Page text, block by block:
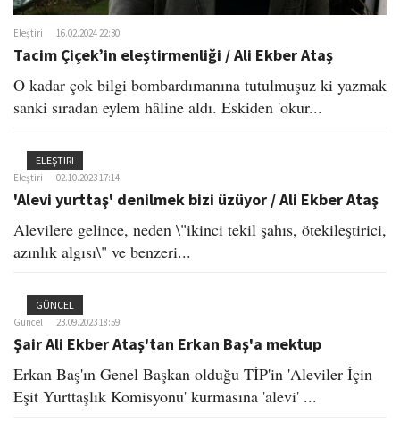
Eleştiri 16.02.2024 22:30
Tacim Çiçek’in eleştirmenliği / Ali Ekber Ataş
O kadar çok bilgi bombardımanına tutulmuşuz ki yazmak
sanki sıradan eylem hâline aldı. Eskiden 'okur...
ELEŞTIRI
Eleştiri 02.10.2023 17:14
'Alevi yurttaş' denilmek bizi üzüyor / Ali Ekber Ataş
Alevilere gelince, neden \"ikinci tekil şahıs, ötekileştirici,
azınlık algısı\" ve benzeri...
GÜNCEL
Güncel 23.09.2023 18:59
Şair Ali Ekber Ataş'tan Erkan Baş'a mektup
Erkan Baş'ın Genel Başkan olduğu TİP'in 'Aleviler İçin
Eşit Yurttaşlık Komisyonu' kurmasına 'alevi' ...